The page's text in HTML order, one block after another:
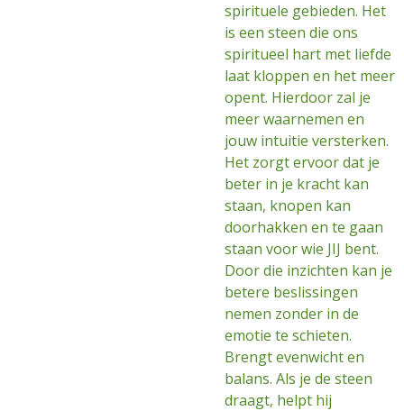
spirituele gebieden. Het
is een steen die ons
spiritueel hart met liefde
laat kloppen en het meer
opent. Hierdoor zal je
meer waarnemen en
jouw intuitie versterken.
Het zorgt ervoor dat je
beter in je kracht kan
staan, knopen kan
doorhakken en te gaan
staan voor wie JIJ bent.
Door die inzichten kan je
betere beslissingen
nemen zonder in de
emotie te schieten.
Brengt evenwicht en
balans. Als je de steen
draagt, helpt hij